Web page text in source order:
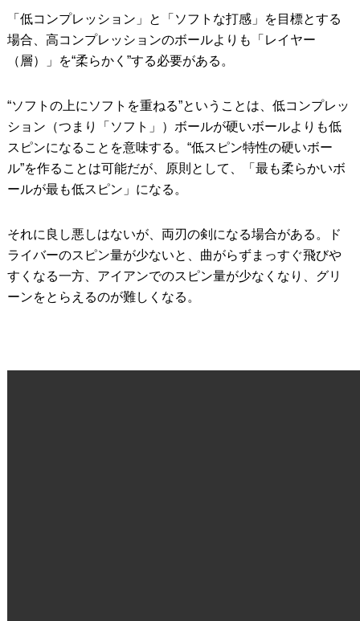
「低コンプレッション」と「ソフトな打感」を目標とする
場合、高コンプレッションのボールよりも「レイヤー
（層）」を“柔らかく”する必要がある。
“ソフトの上にソフトを重ねる”ということは、低コンプレッ
ション（つまり「ソフト」）ボールが硬いボールよりも低
スピンになることを意味する。“低スピン特性の硬いボー
ル”を作ることは可能だが、原則として、「最も柔らかいボ
ールが最も低スピン」になる。
それに良し悪しはないが、両刃の剣になる場合がある。ド
ライバーのスピン量が少ないと、曲がらずまっすぐ飛びや
すくなる一方、アイアンでのスピン量が少なくなり、グリ
ーンをとらえるのが難しくなる。